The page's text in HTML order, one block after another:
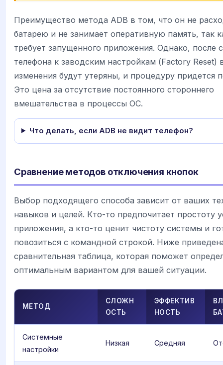
Преимущество метода ADB в том, что он не
батарею и не занимает оперативную память, так
требует запущенного приложения. Однако, после
телефона к заводским настройкам (Factory Reset)
изменения будут утеряны, и процедуру придется
Это цена за отсутствие постоянного стороннего
вмешательства в процессы ОС.
Что делать, если ADB не видит телефон?
Сравнение методов отключения кнопок
Выбор подходящего способа зависит от ваших
навыков и целей. Кто-то предпочитает простоту
приложения, а кто-то ценит чистоту системы и
повозиться с командной строкой. Ниже
сравнительная таблица, которая поможет
оптимальным вариантом для вашей ситуации.
МЕТОД
СЛОЖН
ОСТЬ
ЭФФЕКТИВ
НОСТЬ
Системные
настройки
Низкая Средняя